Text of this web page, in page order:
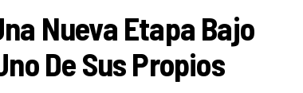
Nueva Etapa Bajo
De Sus Propios